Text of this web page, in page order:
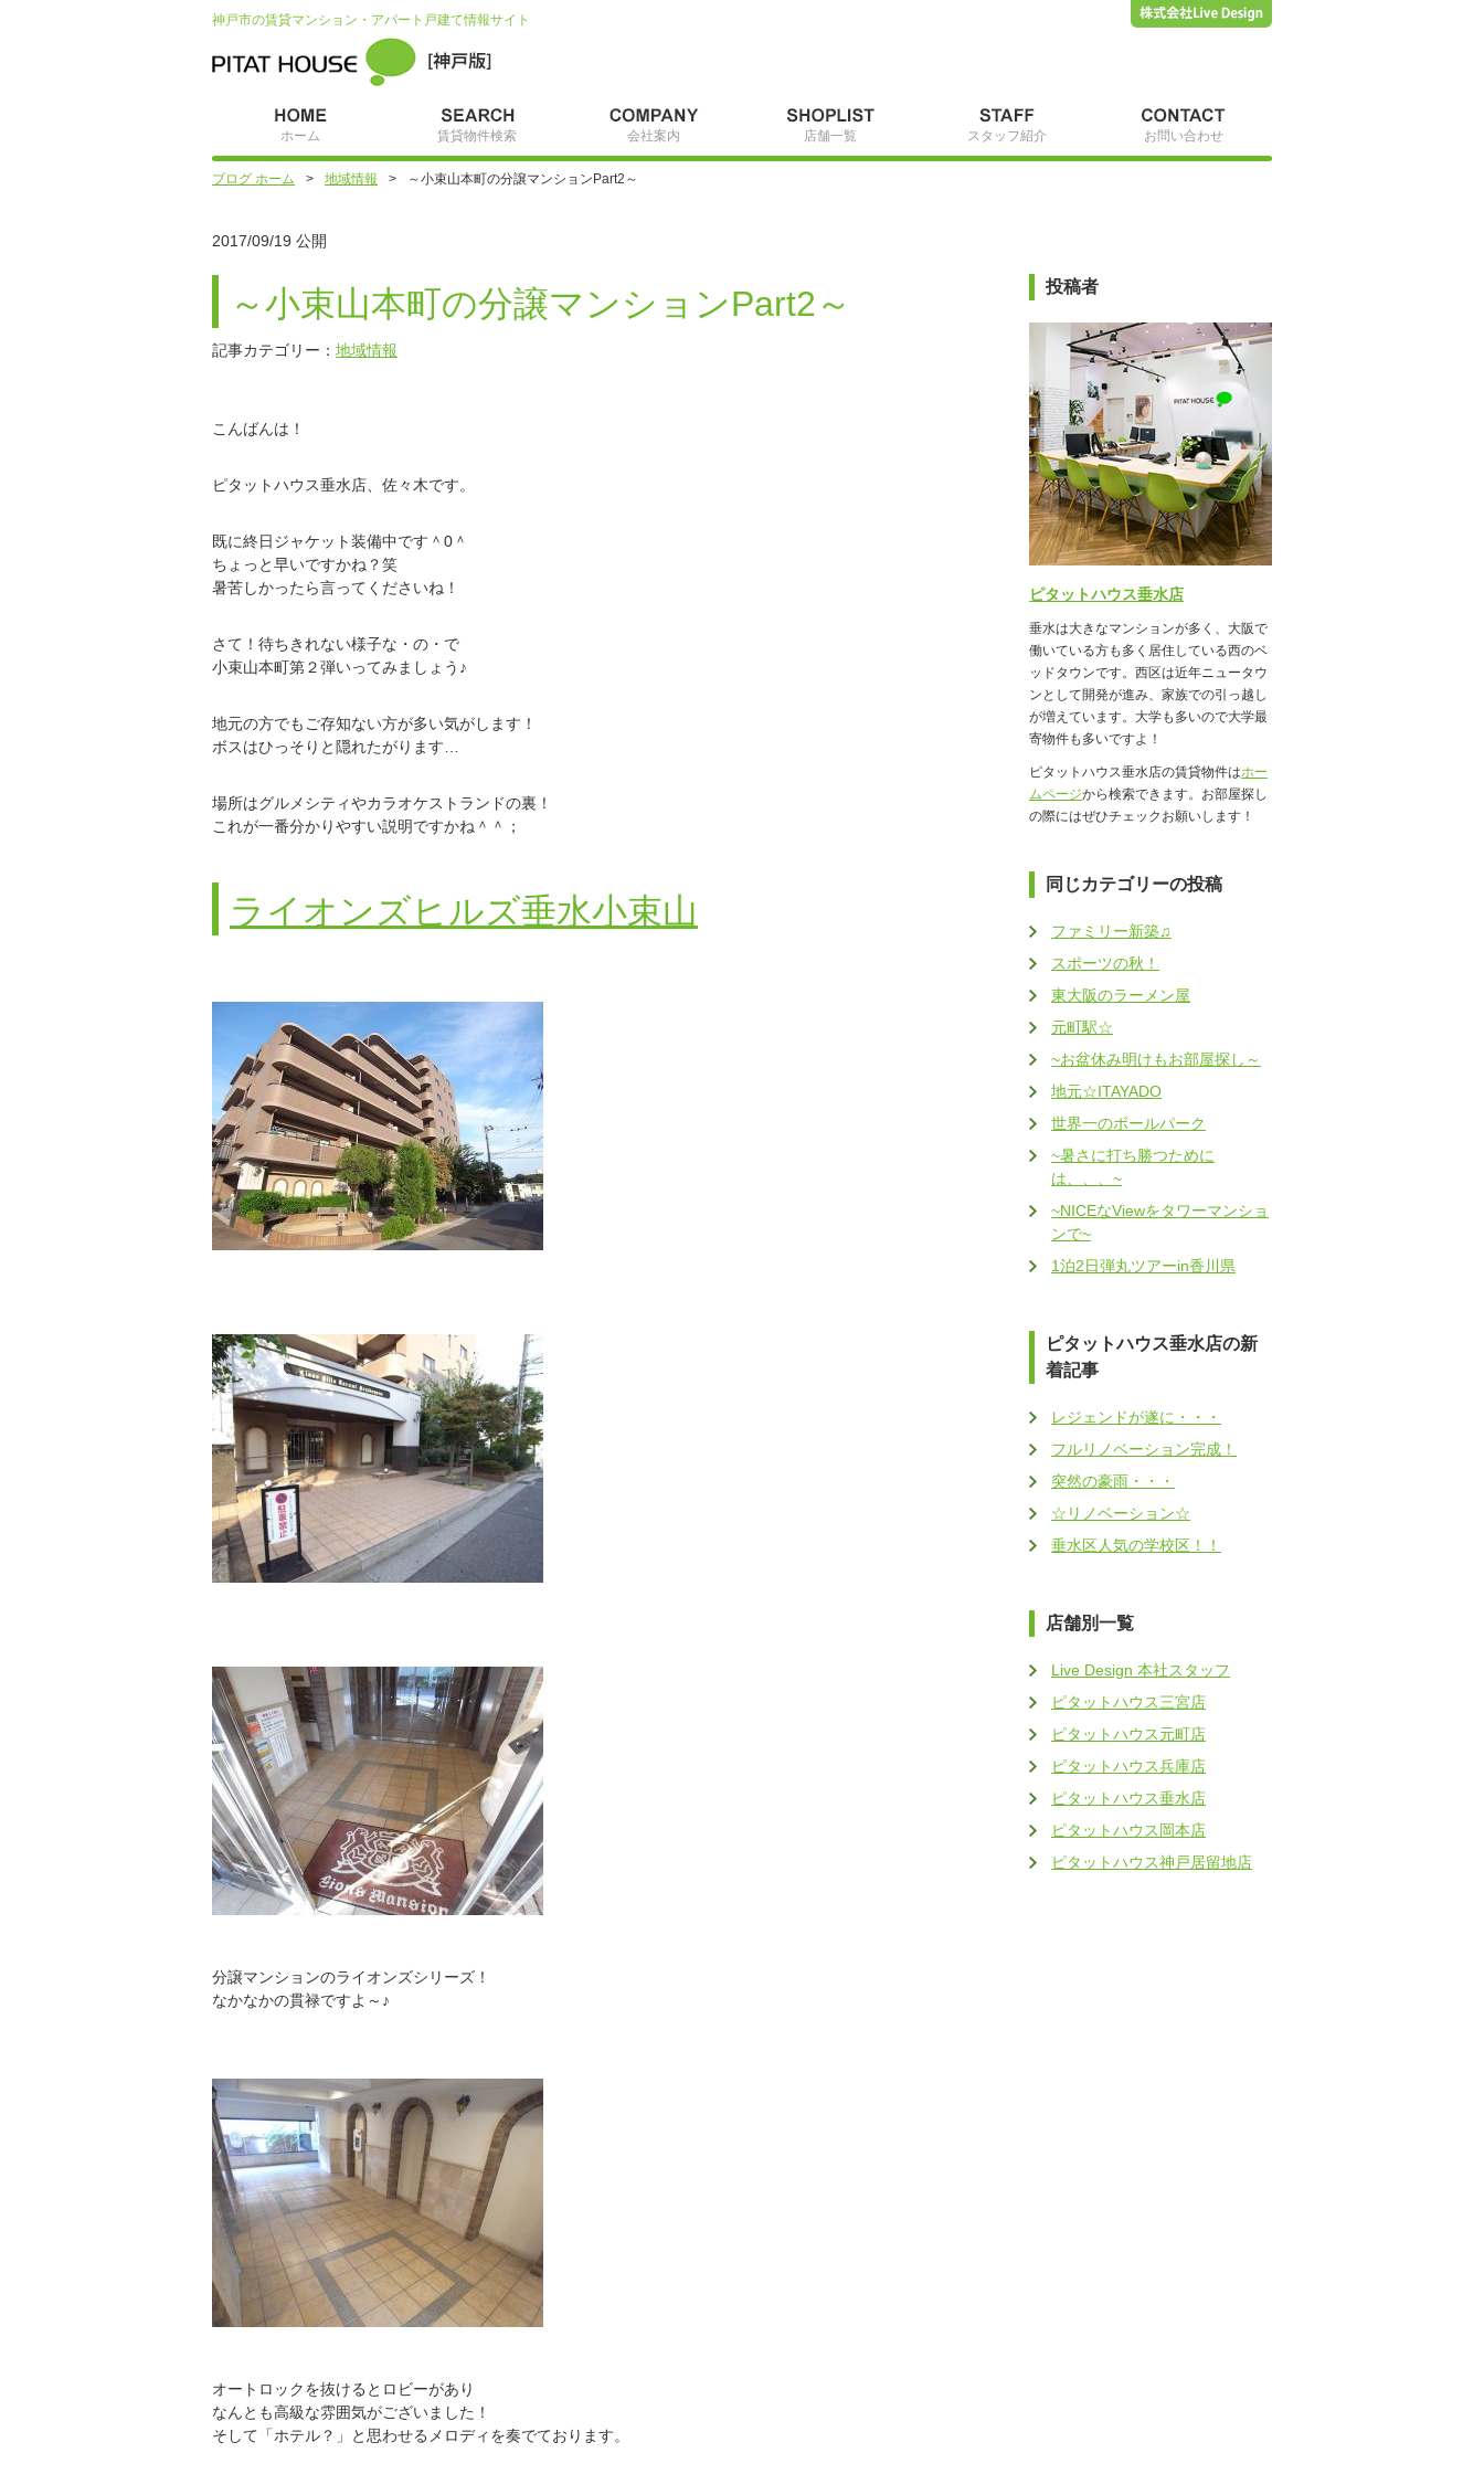
神戸市の賃貸マンション・アパート戸建て情報サイト
ホーム 賃貸物件検索 会社案内 店舗一覧 スタッフ紹介 お問い合わせ
ブログ ホーム 地域情報 ～小束山本町の分譲マンションPart2～
2017/09/19 公開
～小束山本町の分譲マンションPart2～
記事カテゴリー： 地域情報
こんばんは！
ピタットハウス垂水店、佐々木です。
既に終日ジャケット装備中です＾0＾
ちょっと早いですかね？笑
暑苦しかったら言ってくださいね！
さて！待ちきれない様子な・の・で
小束山本町第２弾いってみましょう♪
地元の方でもご存知ない方が多い気がします！
ボスはひっそりと隠れたがります…
場所はグルメシティやカラオケストランドの裏！
これが一番分かりやすい説明ですかね＾＾；
ライオンズヒルズ垂水小束山
分譲マンションのライオンズシリーズ！
なかなかの貫禄ですよ～♪
オートロックを抜けるとロビーがあり
なんとも高級な雰囲気がございました！
そして「ホテル？」と思わせるメロディを奏でております。
投稿者
ピタットハウス垂水店
垂水は大きなマンションが多く、大阪で
働いている方も多く居住している西のベ
ッドタウンです。西区は近年ニュータウ
ンとして開発が進み、家族での引っ越し
が増えています。大学も多いので大学最
寄物件も多いですよ！
ピタットハウス垂水店の賃貸物件はホー
ムページから検索できます。お部屋探し
の際にはぜひチェックお願いします！
同じカテゴリーの投稿
ファミリー新築♫
スポーツの秋！
東大阪のラーメン屋
元町駅☆
~お盆休み明けもお部屋探し～
地元☆ITAYADO
世界一のボールパーク
~暑さに打ち勝つために
は、、、~
~NICEなViewをタワーマンショ
ンで~
1泊2日弾丸ツアーin香川県
ピタットハウス垂水店の新
着記事
レジェンドが遂に・・・
フルリノベーション完成！
突然の豪雨・・・
☆リノベーション☆
垂水区人気の学校区！！
店舗別一覧
Live Design 本社スタッフ
ピタットハウス三宮店
ピタットハウス元町店
ピタットハウス兵庫店
ピタットハウス垂水店
ピタットハウス岡本店
ピタットハウス神戸居留地店